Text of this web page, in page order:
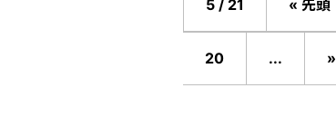
5 / 21 « 先頭
20 ... »